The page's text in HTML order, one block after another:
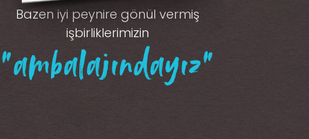
Bazen iyi peynire gönül vermiş
işbirliklerimizin
“ambalajındayız”